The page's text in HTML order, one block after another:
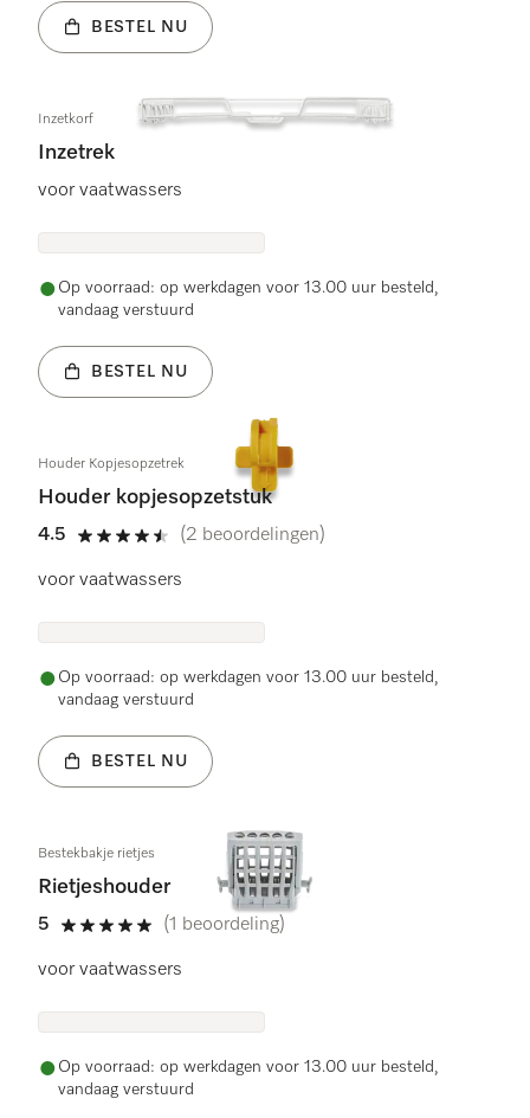
BESTEL NU
Inzetkorf
Inzetrek
voor vaatwassers
Op voorraad: op werkdagen voor 13.00 uur besteld,
vandaag verstuurd
BESTEL NU
Houder Kopjesopzetrek
Houder kopjesopzetstuk
4.5
4.5 sterren van de 5
(2 beoordelingen)
voor vaatwassers
Op voorraad: op werkdagen voor 13.00 uur besteld,
vandaag verstuurd
BESTEL NU
Bestekbakje rietjes
Rietjeshouder
5
5 sterren van de 5
(1 beoordeling)
voor vaatwassers
Op voorraad: op werkdagen voor 13.00 uur besteld,
vandaag verstuurd